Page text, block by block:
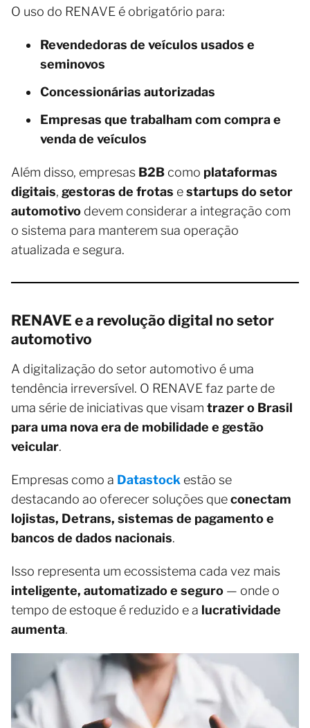
O uso do RENAVE é obrigatório para:
Revendedoras de veículos usados e
seminovos
Concessionárias autorizadas
Empresas que trabalham com compra e
venda de veículos
Além disso, empresas B2B como plataformas
digitais, gestoras de frotas estartups do setor
automotivo devem considerar a integração com
o sistema para manterem sua operação
atualizada e segura.
RENAVE e a revolução digital no setor
automotivo
A digitalização do setor automotivo é uma
tendência irreversível. O RENAVE faz parte de
uma série de iniciativas que visam trazer o Brasil
para uma nova era de mobilidade e gestão
veicular.
Empresas como a Datastock estão se
destacando ao oferecer soluções queconectam
lojistas, Detrans, sistemas de pagamento e
bancos de dados nacionais.
Isso representa um ecossistema cada vez mais
inteligente, automatizado e seguro — onde o
tempo de estoque é reduzido e a lucratividade
aumenta.